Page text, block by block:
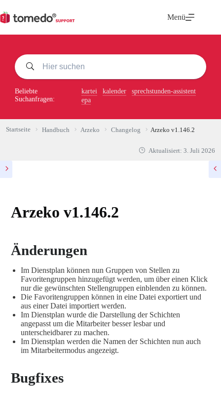
Inhalt
springen
Menü
Beliebte
Suchanfragen:
kartei kalender
sprechstunden-assistent
epa
Startseite Handbuch Arzeko Changelog Arzeko v1.146.2
Aktualisiert: 3. Juli 2026
Arzeko v1.146.2
Änderungen
Im Dienstplan können nun Gruppen von Stellen zu
Favoritengruppen hinzugefügt werden, um über einen Klick
nur die gewünschten Stellengruppen einblenden zu können.
Die Favoritengruppen können in eine Datei exportiert und
aus einer Datei importiert werden.
Im Dienstplan wurde die Darstellung der Schichten
angepasst um die Mitarbeiter besser lesbar und
unterscheidbarer zu machen.
Im Dienstplan werden die Namen der Schichten nun auch
im Mitarbeitermodus angezeigt.
Bugfixes